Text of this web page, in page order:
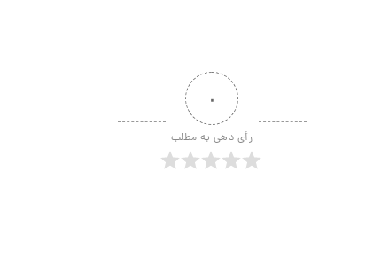
۰
رأی دهی به مطلب